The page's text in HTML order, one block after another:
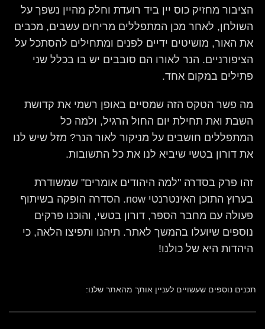
הציבור מחזיק כוס יין ביד רועדת וחלק מהיין נשפך על
השולחן, לאחר מכן המתפללים מריחים עשבים, מכבים
את האור, מושיטים ידיים לפנים ומתחילים להסתכל על
הציפורניים. הנר לאורו הם סובבים יש בו בכלל שני
פתילים במקום אחד.
מה פשר הטקס הזה שמסיים באופן רשמי את קדושת
השבת ואת תחילת יום החול הרגיל, ולמה כל
המתפללים חושבים על מניקור לאור הנר? מזל שיש לנו
את דורון בטשי שיביא לנו את כל התשובות.
זהו פרק בסדרה "למה היהודים אומרים" שמשודרת
בערוץ התוכן האינטרנטי now. הסדרה הופקה בשיתוף
פעולה עם מחבר הספר, דורון בטשי, והוכנו פרקים
נוספים שיועלו בהמשך לאתר. תיהנו ותפיצו הלאה, כי
היהדות היא של כולנו!
תכנים נוספים שעשויים לעניין אותך מהאתר שלנו: